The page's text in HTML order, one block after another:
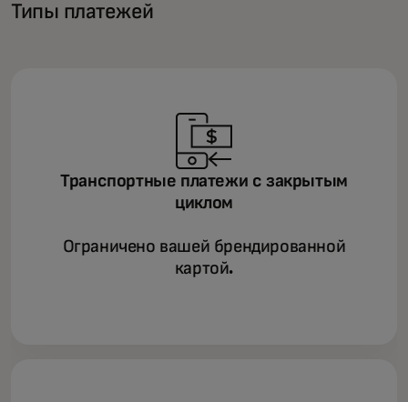
Типы платежей
Транспортные платежи с закрытым
циклом
Ограничено вашей брендированной
картой.